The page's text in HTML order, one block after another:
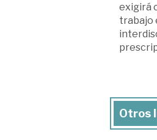
exigirá
trabajo
Otros